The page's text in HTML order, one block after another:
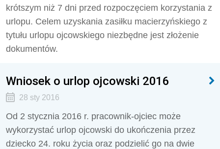
krótszym niż 7 dni przed rozpoczęciem korzystania z
urlopu. Celem uzyskania zasiłku macierzyńskiego z
tytułu urlopu ojcowskiego niezbędne jest złożenie
dokumentów.
Wniosek o urlop ojcowski 2016
28 sty 2016
Od 2 stycznia 2016 r. pracownik-ojciec może
wykorzystać urlop ojcowski do ukończenia przez
dziecko 24. roku życia oraz podzielić go na dwie